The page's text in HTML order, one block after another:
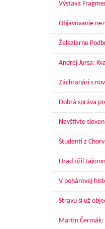
Výstava
Objavovanie
Železiarne
Andrej Jursa:
Záchranári s
Dobrá správa
Navštívte
Študenti z
Hrad ožil
V pohárovej
Stravu si už
Martin Čermák: